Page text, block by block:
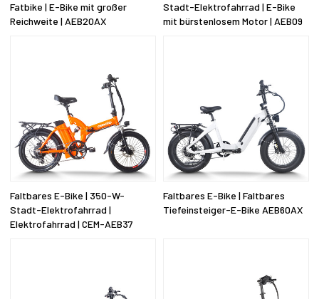
Fatbike | E-Bike mit großer
Reichweite | AEB20AX
Stadt-Elektrofahrrad | E-Bike
mit bürstenlosem Motor | AEB09
Faltbares E-Bike | 350-W-
Stadt-Elektrofahrrad |
Elektrofahrrad | CEM-AEB37
Faltbares E-Bike | Faltbares
Tiefeinsteiger-E-Bike AEB60AX